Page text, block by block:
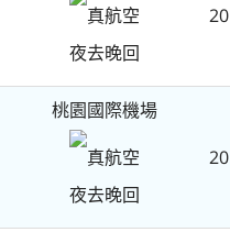
真航空
夜去晚回
20
桃園國際機場
真航空
夜去晚回
20